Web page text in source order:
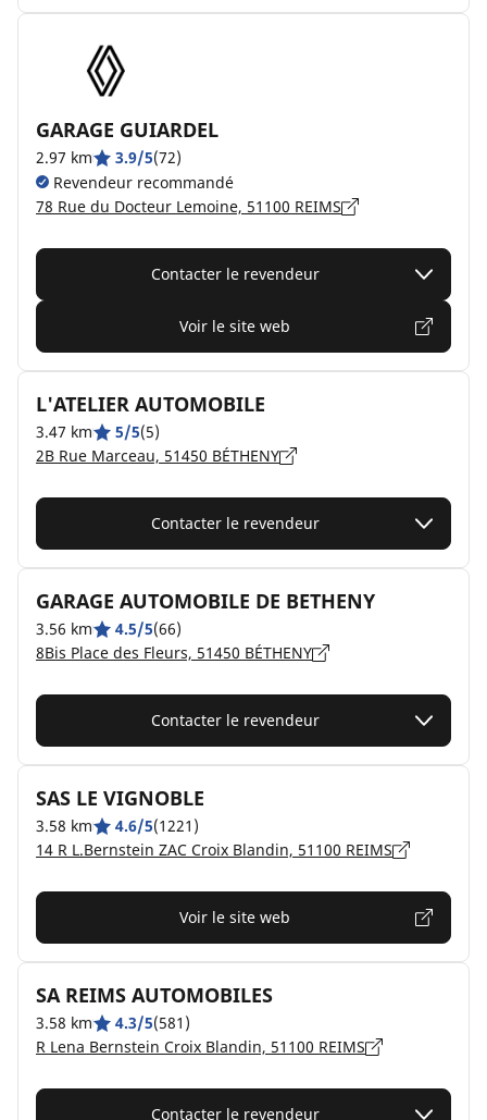
GARAGE GUIARDEL
2.97 km 3.9/5(72)
Revendeur recommandé
78 Rue du Docteur Lemoine, 51100 REIMS
Contacter le revendeur
Voir le site web
L'ATELIER AUTOMOBILE
3.47 km 5/5(5)
2B Rue Marceau, 51450 BÉTHENY
Contacter le revendeur
GARAGE AUTOMOBILE DE BETHENY
3.56 km 4.5/5(66)
8Bis Place des Fleurs, 51450 BÉTHENY
Contacter le revendeur
SAS LE VIGNOBLE
3.58 km 4.6/5(1221)
14 R L.Bernstein ZAC Croix Blandin, 51100 REIMS
Voir le site web
SA REIMS AUTOMOBILES
3.58 km 4.3/5(581)
R Lena Bernstein Croix Blandin, 51100 REIMS
Contacter le revendeur